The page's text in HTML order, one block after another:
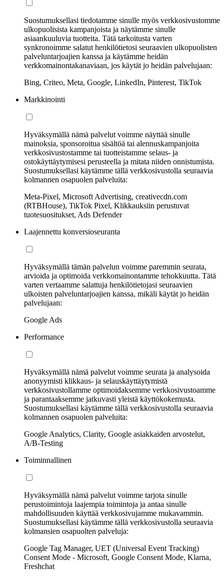
Suostumuksellasi tiedotamme sinulle myös verkkosivustomme
ulkopuolisista kampanjoista ja näytämme sinulle
asiaankuuluvia tuotteita. Tätä tarkoitusta varten
synkronoimme salatut henkilötietosi seuraavien ulkopuolisten
palveluntarjoajien kanssa ja käytämme heidän
verkkomainontakanaviaan, jos käytät jo heidän palvelujaan:
Bing, Criteo, Meta, Google, LinkedIn, Pinterest, TikTok
Markkinointi
Hyväksymällä nämä palvelut voimme näyttää sinulle
mainoksia, sponsoroitua sisältöä tai alennuskampanjoita
verkkosivustostamme tai tuotteistamme selaus- ja
ostokäyttäytymisesi perusteella ja mitata niiden onnistumista.
Suostumuksellasi käytämme tällä verkkosivustolla seuraavia
kolmannen osapuolen palveluita:
Meta-Pixel, Microsoft Advertising, creativecdn.com
(RTBHouse), TikTok Pixel, Klikkauksiin perustuvat
tuotesuositukset, Ads Defender
Laajennettu konversioseuranta
Hyväksymällä tämän palvelun voimme paremmin seurata,
arvioida ja optimoida verkkomainontamme tehokkuutta. Tätä
varten vertaamme salattuja henkilötietojasi seuraavien
ulkoisten palveluntarjoajien kanssa, mikäli käytät jo heidän
palvelujaan:
Google Ads
Performance
Hyväksymällä nämä palvelut voimme seurata ja analysoida
anonyymisti klikkaus- ja selauskäyttäytymistä
verkkosivustollamme optimoidaksemme verkkosivustoamme
ja parantaaksemme jatkuvasti yleistä käyttökokemusta.
Suostumuksellasi käytämme tällä verkkosivustolla seuraavia
kolmannen osapuolen palveluita:
Google Analytics, Clarity, Google asiakkaiden arvostelut,
A/B-Testing
Toiminnallinen
Hyväksymällä nämä palvelut voimme tarjota sinulle
perustoimintoja laajempia toimintoja ja antaa sinulle
mahdollisuuden käyttää verkkosivujamme mukavammin.
Suostumuksellasi käytämme tällä verkkosivustolla seuraavia
kolmansien osapuolten palveluja:
Google Tag Manager, UET (Universal Event Tracking)
Consent Mode - Microsoft, Google Consent Mode, Klarna,
Freshchat